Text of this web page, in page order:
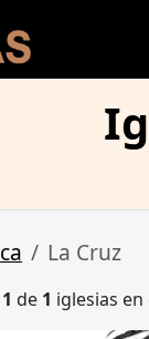
La Cruz
1 de 1 iglesias